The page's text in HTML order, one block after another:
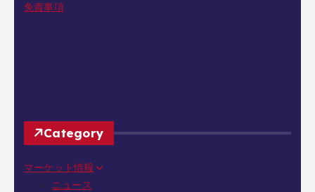
免責事項
Category
マーケット情報
ニュース